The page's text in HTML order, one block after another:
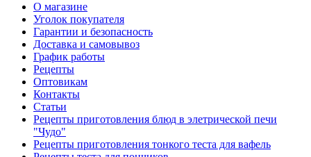
О магазине
Уголок покупателя
Гарантии и безопасность
Доставка и самовывоз
График работы
Рецепты
Оптовикам
Контакты
Статьи
Рецепты приготовления блюд в элетрической печи
"Чудо"
Рецепты приготовления тонкого теста для вафель